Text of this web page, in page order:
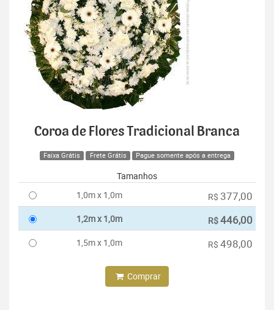
Coroa de Flores Tradicional Branca
Faixa Grátis Frete Grátis Pague somente após a entrega
Tamanhos
1,0m x 1,0m
R$ 377,00
1,2m x 1,0m R$446,00
1,5m x 1,0m R$ 498,00
Comprar